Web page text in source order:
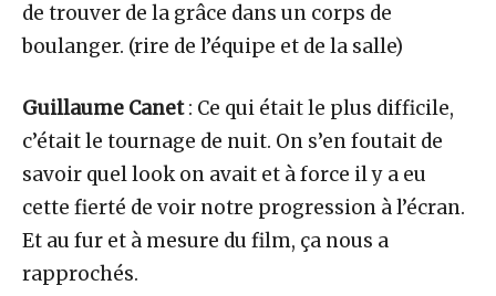
de trouver de la grâce dans un corps de
boulanger. (rire de l’équipe et de la salle)
Guillaume Canet: Ce qui était le plus difficile,
c’était le tournage de nuit. On s’en foutait de
savoir quel look on avait et à force il y a eu
cette fierté de voir notre progression à l’écran.
Et au fur et à mesure du film, ça nous a
rapprochés.